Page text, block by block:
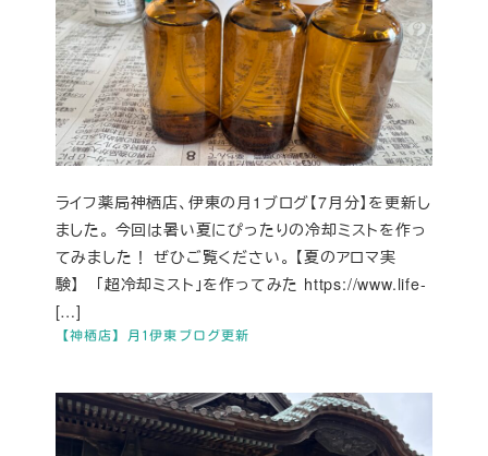
【神栖店】月1伊東ブログ更新
ライフ薬局神栖店、伊東の月1ブログ【7月分】を更新し
ました。 今回は暑い夏にぴったりの冷却ミストを作っ
てみました！ ぜひご覧ください。 【夏のアロマ実
験】 「超冷却ミスト」を作ってみた https://www.life-
[…]